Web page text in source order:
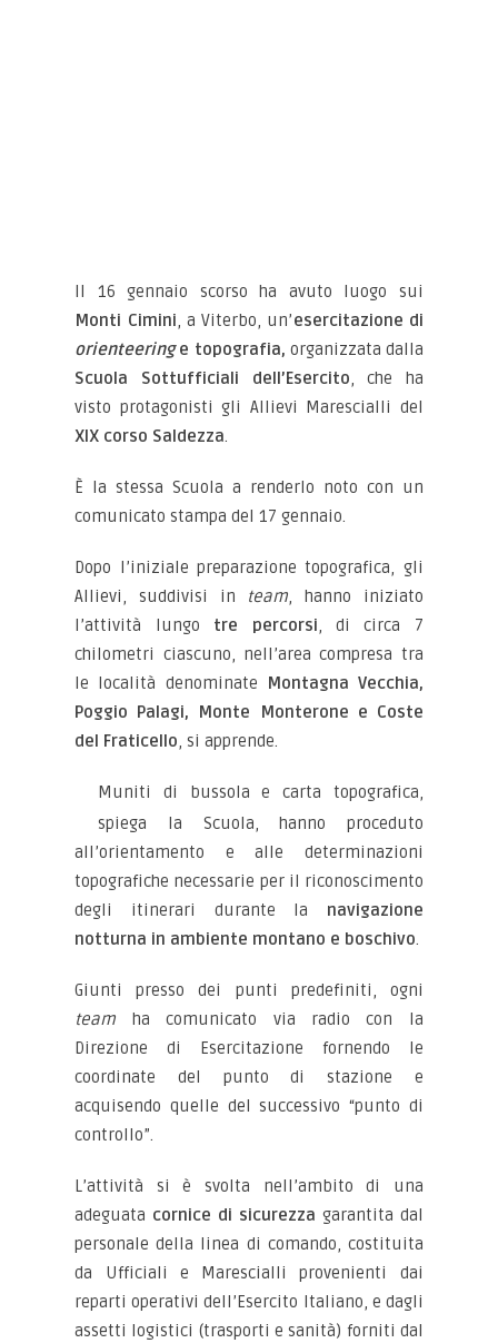
Il 16 gennaio scorso ha avuto luogo sui
Monti Cimini, a Viterbo, un’esercitazione di
orienteeringe topografia, organizzata dalla
Scuola Sottufficiali dell’Esercito, che ha
visto protagonisti gli Allievi Marescialli del
XIX corso Saldezza.
È la stessa Scuola a renderlo noto con un
comunicato stampa del 17 gennaio.
Dopo l’iniziale preparazione topografica, gli
Allievi, suddivisi in team, hanno iniziato
l’attività lungo tre percorsi, di circa 7
chilometri ciascuno, nell’area compresa tra
le località denominate
Montagna Vecchia,
Poggio Palagi, Monte Monterone e Coste
del Fraticello, si apprende.
Muniti di bussola e carta topografica,
spiega la Scuola, hanno proceduto
all’orientamento e alle determinazioni
topografiche necessarie per il riconoscimento
degli itinerari durante la navigazione
notturna in ambiente montano e boschivo.
Giunti presso dei punti predefiniti, ogni
team ha comunicato via radio con la
Direzione di Esercitazione fornendo le
coordinate del punto di stazione e
acquisendo quelle del successivo “punto di
controllo”.
L’attività si è svolta nell’ambito di una
adeguata cornice di sicurezza garantita dal
personale della linea di comando, costituita
da Ufficiali e Marescialli provenienti dai
reparti operativi dell’Esercito Italiano, e dagli
assetti logistici (trasporti e sanità) forniti dal